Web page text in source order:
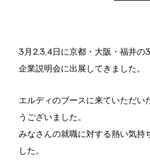
3月2,3,4日に京都・大阪・福井の
企業説明会に出展してきました。
エルディのブースに来ていただい
うございました。
みなさんの就職に対する熱い気持
した。